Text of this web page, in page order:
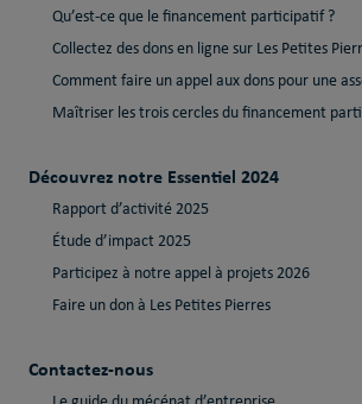
Qu’est-ce que le financement participatif ?
Collectez des dons en ligne sur Les Petites
Comment faire un appel aux dons pour une
Maîtriser les trois cercles du financement
Découvrez notre Essentiel 2024
Rapport d’activité 2025
Étude d’impact 2025
Participez à notre appel à projets 2026
Faire un don à Les Petites Pierres
Contactez-nous